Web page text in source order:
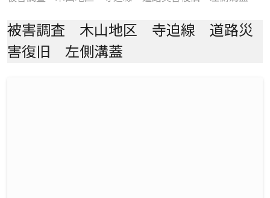
被害調査 木山地区 寺迫線 道路災
害復旧 左側溝蓋